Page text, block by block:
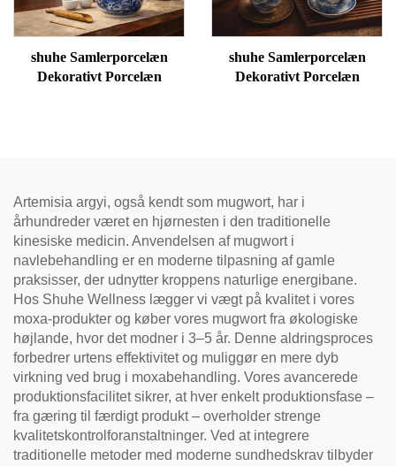
shuhe Samlerporcelæn
Dekorativt Porcelæn
shuhe Samlerporcelæn
Dekorativt Porcelæn
Artemisia argyi, også kendt som mugwort, har i
århundreder været en hjørnesten i den traditionelle
kinesiske medicin. Anvendelsen af mugwort i
navlebehandling er en moderne tilpasning af gamle
praksisser, der udnytter kroppens naturlige energibane.
Hos Shuhe Wellness lægger vi vægt på kvalitet i vores
moxa-produkter og køber vores mugwort fra økologiske
højlande, hvor det modner i 3–5 år. Denne aldringsproces
forbedrer urtens effektivitet og muliggør en mere dyb
virkning ved brug i moxabehandling. Vores avancerede
produktionsfacilitet sikrer, at hver enkelt produktionsfase –
fra gæring til færdigt produkt – overholder strenge
kvalitetskontrolforanstaltninger. Ved at integrere
traditionelle metoder med moderne sundhedskrav tilbyder